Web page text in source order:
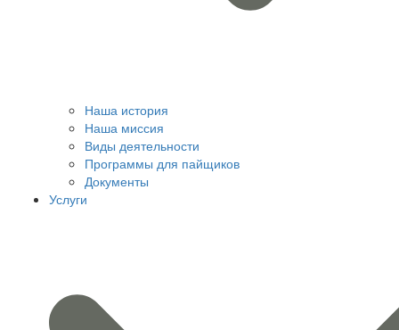
Наша история
Наша миссия
Виды деятельности
Программы для пайщиков
Документы
Услуги